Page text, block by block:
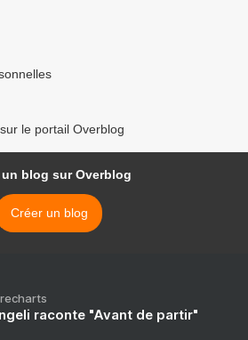
le portail Overblog
un blog sur Overblog
Créer un blog
raconte "Avant de partir"